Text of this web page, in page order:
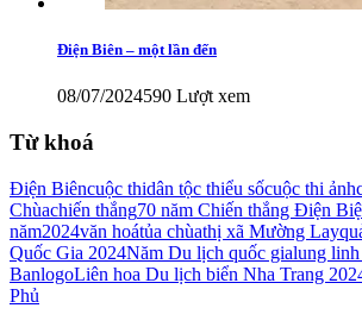
Điện Biên – một lần đến
08/07/2024590 Lượt xem
Từ khoá
Điện Biêncuộc thidân tộc thiểu sốcuộc thi ảnh
Chùachiến thắng70 năm Chiến thắng Điện
năm2024văn hoátủa chùathị xã Mường Lay
Quốc Gia 2024Năm Du lịch quốc gialung linh
BanlogoLiên hoa Du lịch biển Nha Trang
Phủ